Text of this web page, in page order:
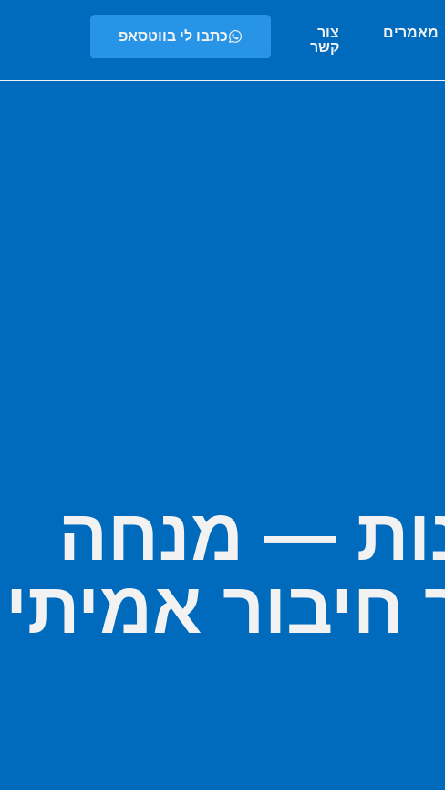
מאמרים
צור
קשר
כתבו לי בווטסאפ
— מנחה
אמיתי